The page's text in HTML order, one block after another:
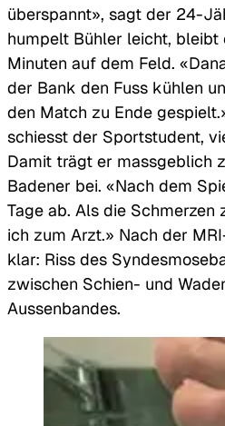
überspannt», sagt der 24-
humpelt Bühler leicht, bleibt
Minuten auf dem Feld.
der Bank den Fuss kühlen
den Match zu Ende
schiesst der Sportstudent,
Damit trägt er massgeblich
Badener bei. «Nach dem
Tage ab. Als die Schmerzen
ich zum Arzt.» Nach der
klar: Riss des
zwischen Schien- und
Aussenbandes.